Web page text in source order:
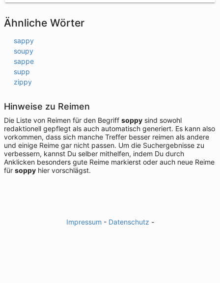
Ähnliche Wörter
sappy
soupy
sappe
supp
zippy
Hinweise zu Reimen
Die Liste von Reimen für den Begriff soppy sind sowohl
redaktionell gepflegt als auch automatisch generiert. Es kann also
vorkommen, dass sich manche Treffer besser reimen als andere
und einige Reime gar nicht passen. Um die Suchergebnisse zu
verbessern, kannst Du selber mithelfen, indem Du durch
Anklicken besonders gute Reime markierst oder auch neue Reime
für soppy hier vorschlägst.
Impressum - Datenschutz -